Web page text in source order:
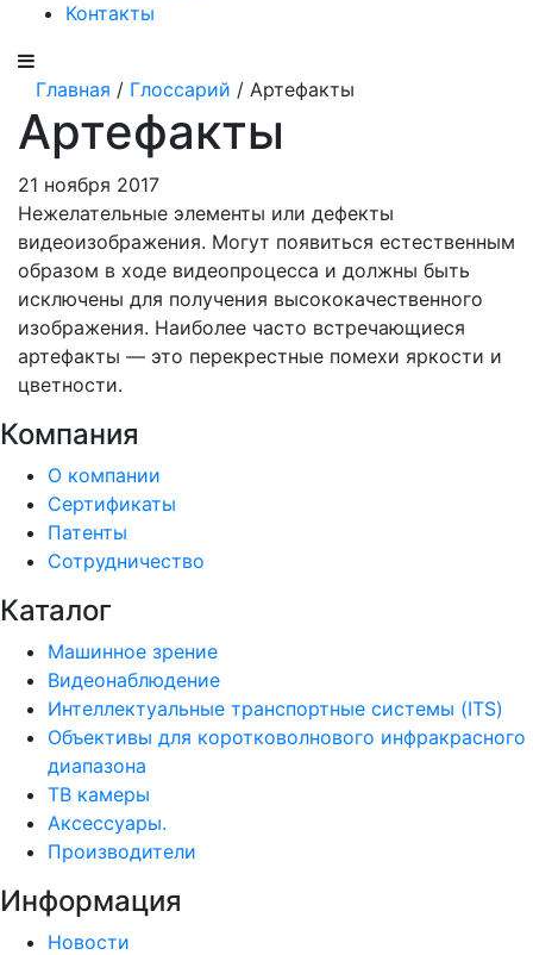
Контакты
Главная / Глоссарий / Артефакты
Артефакты
21 ноября 2017
Нежелательные элементы или дефекты
видеоизображения. Могут появиться естественным
образом в ходе видеопроцесса и должны быть
исключены для получения высококачественного
изображения. Наиболее часто встречающиеся
артефакты — это перекрестные помехи яркости и
цветности.
Компания
О компании
Сертификаты
Патенты
Сотрудничество
Каталог
Машинное зрение
Видеонаблюдение
Интеллектуальные транспортные системы (ITS)
Объективы для коротковолнового инфракрасного
диапазона
ТВ камеры
Аксессуары.
Производители
Информация
Новости